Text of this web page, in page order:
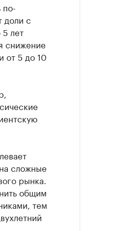
по-
доли с
лет
снижение
от 5 до 10
сложные
рынка.
общим
тем